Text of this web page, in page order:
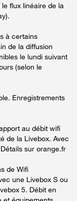
flux linéaire de la
à certains
de la diffusion
le lundi suivant
(selon le
Enregistrements
au débit wifi
de la Livebox. Avec
sur orange.fr
de Wifi
une Livebox S ou
5. Débit en